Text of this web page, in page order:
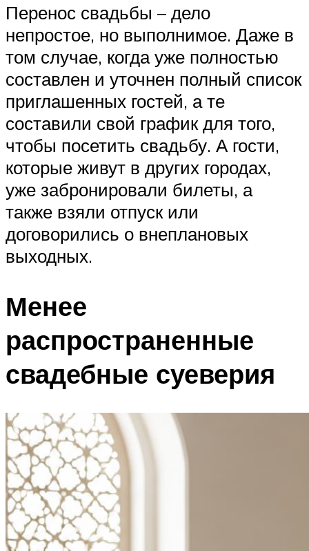
Перенос свадьбы – дело
непростое, но выполнимое. Даже в
том случае, когда уже полностью
составлен и уточнен полный список
приглашенных гостей, а те
составили свой график для того,
чтобы посетить свадьбу. А гости,
которые живут в других городах,
уже забронировали билеты, а
также взяли отпуск или
договорились о внеплановых
выходных.
Менее
распространенные
свадебные суеверия